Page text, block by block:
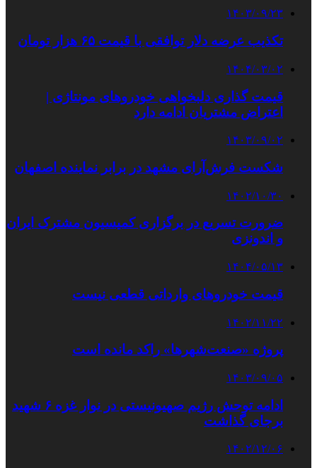
۱۴۰۳/۰۹/۲۳
تکذیب عرضه دلار توافقی با قیمت ۶۵ هزار تومان
۱۴۰۴/۰۳/۰۲
قیمت گذاری دلبخواهی خودروهای مونتاژی |
اعتراض مشتریان ادامه دارد
۱۴۰۳/۰۹/۰۲
شکست فرش‌آرای مشهد در برابر نماینده اصفهان
۱۴۰۲/۱۰/۳۰
ضرورت تسریع در برگزاری کمیسیون مشترک ایران
و اندونزی
۱۴۰۴/۰۵/۱۳
قیمت خودروهای وارداتی قطعی نیست
۱۴۰۲/۱۱/۲۲
پروژه «صنعت‌شهرها» راکد مانده است
۱۴۰۳/۰۹/۰۵
ادامه توحش رژیم صهیونیستی در نوار غزه ۶ شهید
برجای گذاشت
۱۴۰۲/۱۲/۰۶